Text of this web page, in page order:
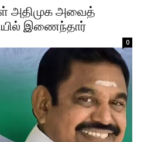
அதிமுக அவைத்
இணைந்தார்
0